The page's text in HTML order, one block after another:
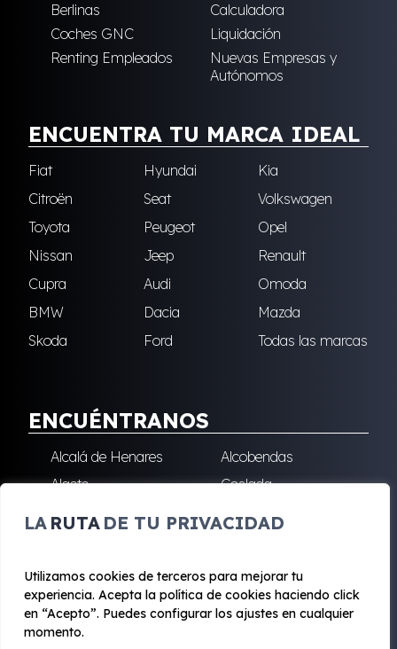
LA RUTA DE TU PRIVACIDAD
Utilizamos cookies de terceros para mejorar tu
experiencia. Acepta la política de cookies haciendo click
en “Acepto”. Puedes configurar los ajustes en cualquier
momento.
Berlinas
Calculadora
Coches GNC
Liquidación
Renting Empleados
Nuevas Empresas y
Autónomos
ENCUENTRA TU MARCA IDEAL
Fiat Hyundai
Kia
Citroën
Seat
Volkswagen
Toyota
Peugeot
Opel
Nissan
Jeep
Renault
Cupra
Audi
Omoda
BMW
Dacia
Mazda
Skoda
Ford Todas las marcas
ENCUÉNTRANOS
Alcalá de Henares
Alcobendas
Algete
Coslada
San Sebastián de los
Reyes
Villalba